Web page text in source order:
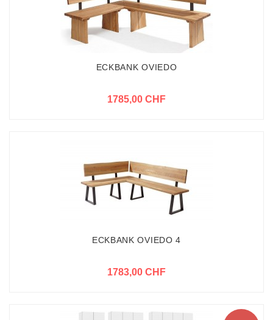
ECKBANK OVIEDO
1785,00 CHF
ECKBANK OVIEDO 4
1783,00 CHF